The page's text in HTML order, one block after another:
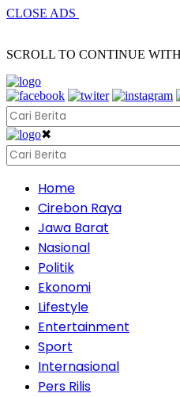
CLOSE ADS
SCROLL TO CONTINUE
✖
Home
Cirebon Raya
Jawa Barat
Nasional
Politik
Ekonomi
Lifestyle
Entertainment
Sport
Internasional
Pers Rilis